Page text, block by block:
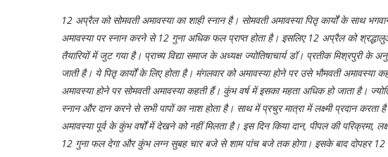
12 अप्रैल को सोमवती अमावस्या का शाही स्नान है। सोमवती अमावस्या पितृ कार्यों के साथ
अमावस्या पर स्नान करने से 12 गुना अधिक फल प्राप्त होता है। इसलिए 12 अप्रैल को
तैयारियों में जुट गया है। प्राच्य विद्या समाज के अध्यक्ष ज्योतिषाचार्य डॉ। प्रतीक मिश्रपुरी के
जाती है। ये पितृ कार्यों के लिए होता है। मंगलवार को अमावस्या होने पर उसे भौमवती
अमावस्या होने पर सोमवती अमावस्या कहती हैं। कुंभ वर्ष में इसका महता अधिक हो जाता है।
स्नान और दान करने से सभी पापों का नाश होता है। साथ में प्रचुर मात्रा में लक्ष्मी प्रदान
अमावस्या पूर्व के कुंभ वर्षों में देखने को नहीं मिलता है। इस दिन किया दान, पीपल की परिक्रमा,
12 गुना फल देगा और कुंभ लग्न सुबह चार बजे से शाम पांच बजे तक होगा। इसके बाद दोपहर